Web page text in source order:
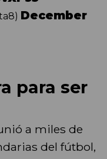
December
para ser
a miles de
del fútbol,